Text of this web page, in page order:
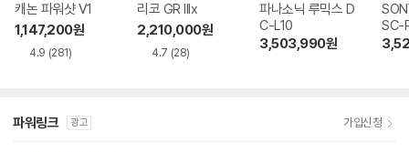
캐논 파워샷 V1
1,147,200원
4.9 (281)
리코 GR IIIx
2,210,000원
4.7 (28)
파나소닉 루믹스 D
C-L10
3,503,990원
SC-
파워링크 광고 가입신청